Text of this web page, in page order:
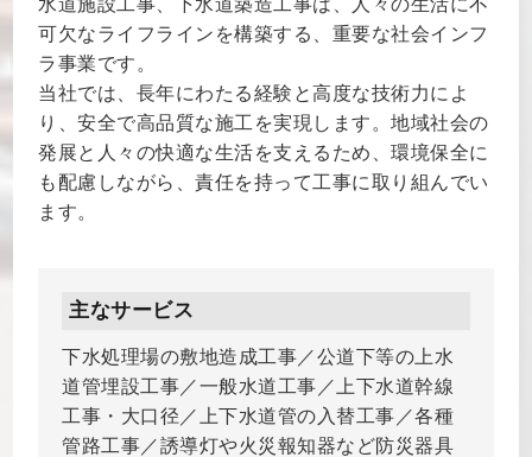
可欠なライフラインを構築する、重要な社会インフ
ラ事業です。
当社では、長年にわたる経験と高度な技術力によ
り、安全で高品質な施工を実現します。地域社会の
発展と人々の快適な生活を支えるため、環境保全に
も配慮しながら、責任を持って工事に取り組んでい
ます。
主なサービス
下水処理場の敷地造成工事／公道下等の上水
道管埋設工事／一般水道工事／上下水道幹線
工事・大口径／上下水道管の入替工事／各種
管路工事／誘導灯や火災報知器など防災器具